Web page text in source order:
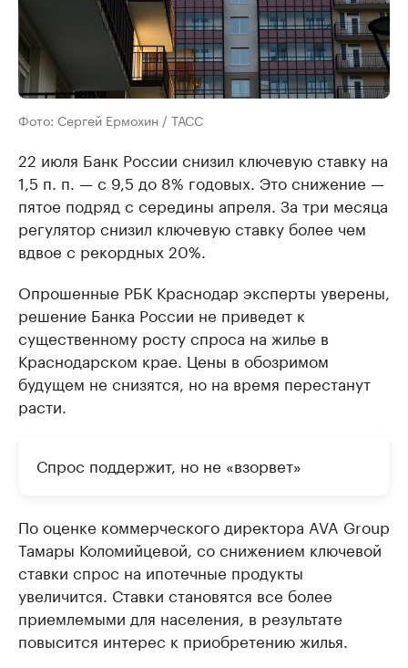
Фото: Сергей Ермохин / ТАСС
22 июля Банк России снизил ключевую ставку на
1,5 п. п. — с 9,5 до 8% годовых. Это снижение —
пятое подряд с середины апреля. За три месяца
регулятор снизил ключевую ставку более чем
вдвое с рекордных 20%.
Опрошенные РБК Краснодар эксперты уверены,
решение Банка России не приведет к
существенному росту спроса на жилье в
Краснодарском крае. Цены в обозримом
будущем не снизятся, но на время перестанут
расти.
Спрос поддержит, но не «взорвет»
По оценке коммерческого директора AVA Group
Тамары Коломийцевой, со снижением ключевой
ставки спрос на ипотечные продукты
увеличится. Ставки становятся все более
приемлемыми для населения, в результате
повысится интерес к приобретению жилья.